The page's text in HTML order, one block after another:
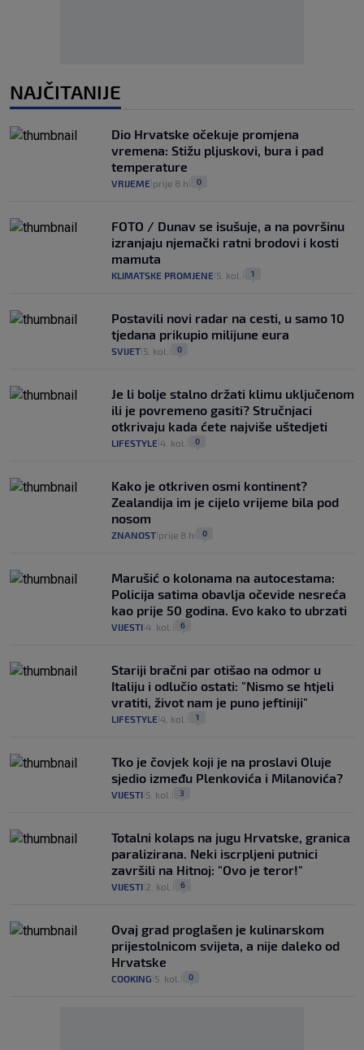
NAJČITANIJE
Dio Hrvatske očekuje promjena
vremena: Stižu pljuskovi, bura i pad
temperature
VRIJEME prije 8 h 0
FOTO / Dunav se isušuje, a na površinu
izranjaju njemački ratni brodovi i kosti
mamuta
KLIMATSKE PROMJENE 5. kol. 1
Postavili novi radar na cesti, u samo 10
tjedana prikupio milijune eura
SVIJET 5. kol. 0
Je li bolje stalno držati klimu uključenom
ili je povremeno gasiti? Stručnjaci
otkrivaju kada ćete najviše uštedjeti
LIFESTYLE 4. kol. 0
Kako je otkriven osmi kontinent?
Zealandija im je cijelo vrijeme bila pod
nosom
ZNANOST prije 8 h 0
Marušić o kolonama na autocestama:
Policija satima obavlja očevide nesreća
kao prije 50 godina. Evo kako to ubrzati
VIJESTI 4. kol. 6
Stariji bračni par otišao na odmor u
Italiju i odlučio ostati: "Nismo se htjeli
vratiti, život nam je puno jeftiniji"
LIFESTYLE 4. kol. 1
Tko je čovjek koji je na proslavi Oluje
sjedio između Plenkovića i Milanovića?
VIJESTI 5. kol. 3
Totalni kolaps na jugu Hrvatske, granica
paralizirana. Neki iscrpljeni putnici
završili na Hitnoj: "Ovo je teror!"
VIJESTI 2. kol. 6
Ovaj grad proglašen je kulinarskom
prijestolnicom svijeta, a nije daleko od
Hrvatske
COOKING 5. kol. 0